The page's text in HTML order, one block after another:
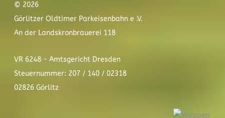
© 2026
Görlitzer Oldtimer Parkeisenbahn e .V.
An der Landskronbrauerei 118
VR 6248 - Amtsgericht Dresden
Steuernummer: 207 / 140 / 02318
02826 Görlitz